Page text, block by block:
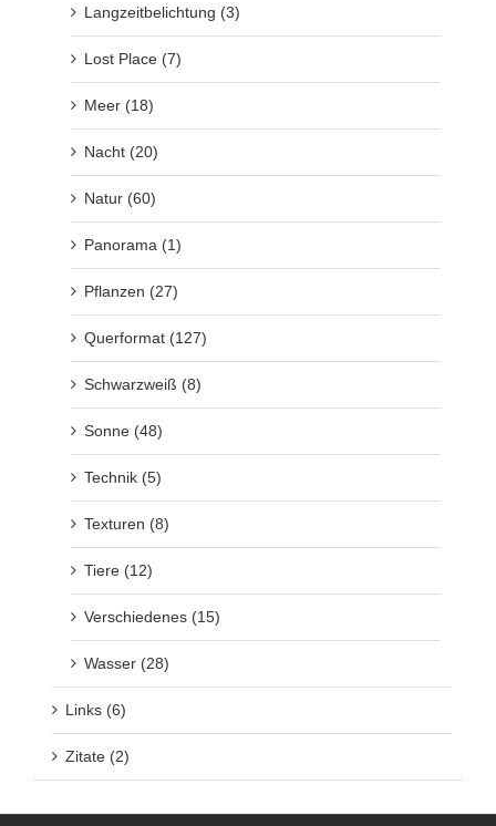
Langzeitbelichtung (3)
Lost Place (7)
Meer (18)
Nacht (20)
Natur (60)
Panorama (1)
Pflanzen (27)
Querformat (127)
Schwarzweiß (8)
Sonne (48)
Technik (5)
Texturen (8)
Tiere (12)
Verschiedenes (15)
Wasser (28)
Links (6)
Zitate (2)